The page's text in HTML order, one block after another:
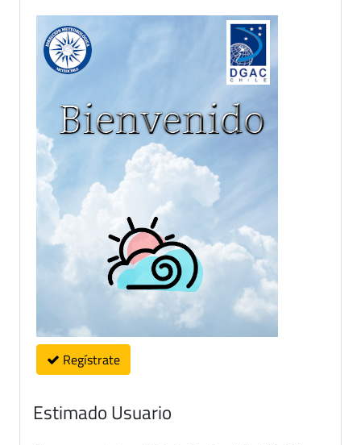
Regístrate
Estimado Usuario